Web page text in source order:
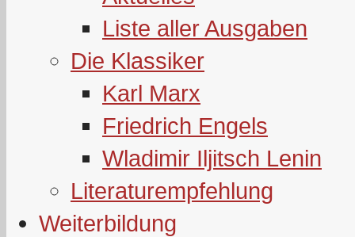
Liste aller Ausgaben
Die Klassiker
Karl Marx
Friedrich Engels
Wladimir Iljitsch Lenin
Literaturempfehlung
Weiterbildung